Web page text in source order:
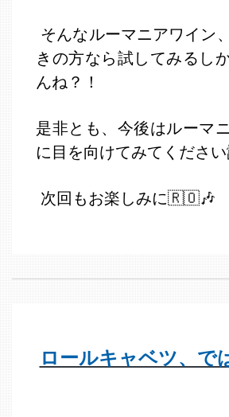
そんなルーマニアワイン
きの方なら試してみるし
んね？！
是非とも、今後はルーマ
に目を向けてみてください
次回もお楽しみに🇷🇴🎶
ロールキャベツ、で